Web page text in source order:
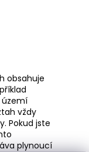
obsahuje
vždy
Pokud jste
plynoucí